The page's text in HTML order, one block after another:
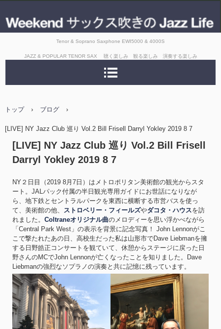
Tenor & Soprano Saxphone EWI5000 & 4000S
JAZZ & POPULAR TENOR SAX 聴く楽しみ 観る楽しみ 演奏する楽しみ
トップ › ブログ ›
[LIVE] NY Jazz Club 巡り Vol.2 Bill Frisell Darryl Yokley 2019 8 7
[LIVE] NY Jazz Club 巡り Vol.2 Bill Frisell
Darryl Yokley 2019 8 7
NY２日目（2019 8月7日）はメトロポリタン美術館の観光からスタ
ート。JALパック付属の半日観光専用ガイドにお世話になりなが
ら、地下鉄とセントラルパークを東西に横断する市営バスを使っ
て、美術館の他、 ストロベリー・フィールズやダコタ・ハウスを訪
れました。 Coltraneオリジナル曲のメロディーを思い浮かべながら
「Central Park West」の表示を背景に記念写真！ John Lennonがこ
こで撃たれたあの日、高校生だった私は山形市でDave Liebmanを擁
する日野皓正コンサートを観ていて、休憩からステージに戻った日
野さんのMCでJohn Lennonが亡くなったことを知りました。Dave
Liebmanの強烈なソプラノの演奏と共に記憶に残っています。